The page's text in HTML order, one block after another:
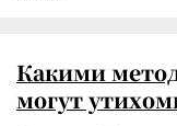
Какими
могут